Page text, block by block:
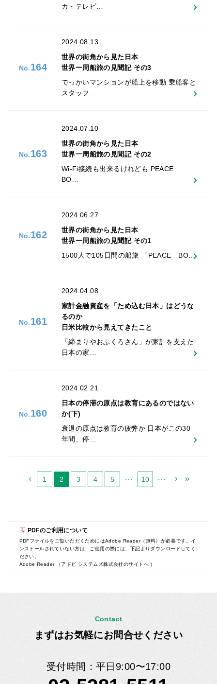
カ・テレビ…
164
2024.08.13
世界の街角から見た日本
世界一周船旅の見聞記 その3
でっかいマンションが船上を移動 乗船客と
スタッフ…
163
2024.07.10
世界の街角から見た日本
世界一周船旅の見聞記 その2
Wi-Fi接続も出来るけれども PEACE
BO…
162
2024.06.27
世界の街角から見た日本
世界一周船旅の見聞記 その1
1500人で105日間の船旅 「PEACE BO…
161
2024.04.08
家計金融資産を「ため込む日本」はどうな
るのか
日米比較から見えてきたこと
「締まりやおふくろさん」が家計を支えた
日本の家…
160
2024.02.21
日本の停滞の原点は教育にあるのではない
か(下)
衰退の原点は教育の疲弊か 日本がこの30
年間、停…
1 2 3 4 5 10
PDFのご利用について
PDFファイルをご覧いただくためにはAdobe Reader（無料）が必要です。イ
ンストールされていない方は、ご使用の際には、下記よりダウンロードしてく
ださい。
Adobe Reader （アドビ システムズ株式会社のサイトへ ）
Contact
まずはお気軽にお問合せください
受付時間：平日9:00〜17:00